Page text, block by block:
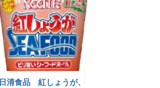
日清食品 紅しょうが、